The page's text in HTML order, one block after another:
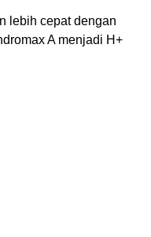
lebih cepat dengan
A menjadi H+